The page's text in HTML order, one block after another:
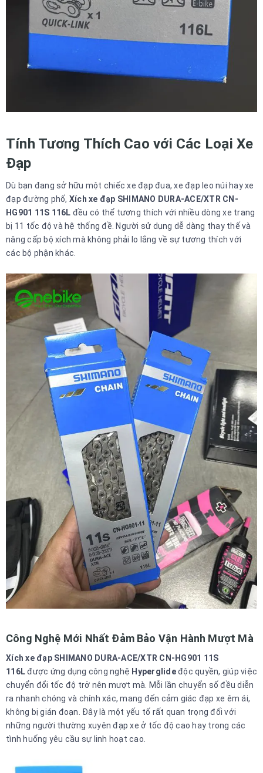
Tính Tương Thích Cao với Các Loại Xe
Đạp
Dù bạn đang sở hữu một chiếc xe đạp đua, xe đạp leo núi hay xe
đạp đường phố, Xích xe đạp SHIMANO DURA-ACE/XTR CN-
HG901 11S 116L đều có thể tương thích với nhiều dòng xe trang
bị 11 tốc độ và hệ thống đề. Người sử dụng dễ dàng thay thế và
nâng cấp bộ xích mà không phải lo lắng về sự tương thích với
các bộ phận khác.
Công Nghệ Mới Nhất Đảm Bảo Vận Hành Mượt Mà
Xích xe đạp SHIMANO DURA-ACE/XTR CN-HG901 11S
116Lđược ứng dụng công nghệ Hyperglideđộc quyền, giúp việc
chuyển đổi tốc độ trở nên mượt mà. Mỗi lần chuyển số đều diễn
ra nhanh chóng và chính xác, mang đến cảm giác đạp xe êm ái,
không bị gián đoạn. Đây là một yếu tố rất quan trọng đối với
những người thường xuyên đạp xe ở tốc độ cao hay trong các
tình huống yêu cầu sự linh hoạt cao.